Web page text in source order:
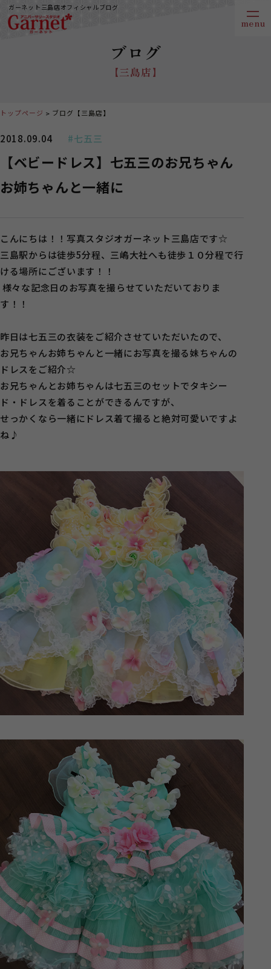
ガーネット三島店オフィシャルブログ
ブログ
【三島店】
2018.09.04 #七五三
【ベビードレス】七五三のお兄ちゃん
お姉ちゃんと一緒に
こんにちは！！写真スタジオガーネット三島店です☆
三島駅からは徒歩5分程、三嶋大社へも徒歩１０分程で行
ける場所にございます！！
様々な記念日のお写真を撮らせていただいておりま
す！！
昨日は七五三の衣装をご紹介させていただいたので、
お兄ちゃんお姉ちゃんと一緒にお写真を撮る妹ちゃんの
ドレスをご紹介☆
お兄ちゃんとお姉ちゃんは七五三のセットでタキシー
ド・ドレスを着ることができるんですが、
せっかくなら一緒にドレス着て撮ると絶対可愛いですよ
ね♪
トップページ ブログ【三島店】